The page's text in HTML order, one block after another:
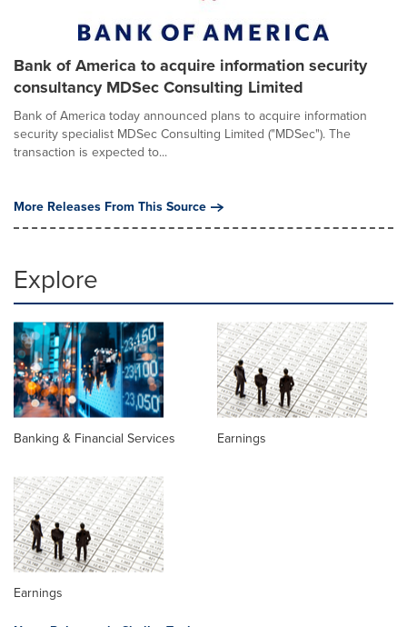
Bank of America to acquire information security
consultancy MDSec Consulting Limited
Bank of America today announced plans to acquire information
security specialist MDSec Consulting Limited ("MDSec"). The
transaction is expected to...
More Releases From This Source
Explore
Banking & Financial Services Earnings
Earnings